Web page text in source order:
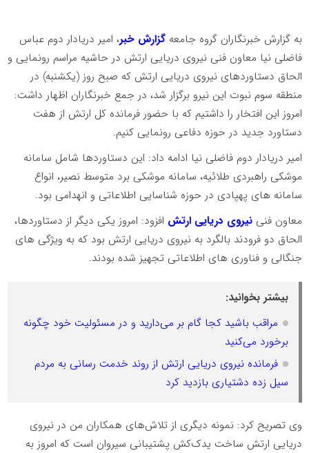
به گزارش خبرنگاران گروه جامعهگزارش خبر، امیر دریادار دوم عباس
فاضلی نیا معاون فنی نیروی دریایی ارتش در حاشیه مراسم رونمایی و
الحاق دستاوردهای نیروی دریایی ارتش که صبح روز (یکشنبه) در
منطقه سوم نبوت این نیرو برگزار شد، در جمع خبرنگاران اظهار داشت:
امروز این افتخار را داشتیم که با حضور فرمانده کل ارتش از هفت
دستاورد جدید در حوزه دفاعی رونمایی کنیم.
امیر دریادار دوم فاضلی نیا ادامه داد: این دستاوردها شامل سامانه
موشکی راهبردی طلائیه، سامانه موشکی برد متوسط نصیر، انواع
سامانه های پهپادی در حوزه شناسایی اطلاعاتی و انهدامی بود.
معاون فنی نیروی دریایی ارتش افزود: امروز یکی دیگر از دستاوردها،
الحاق دو فرودند بالگرد به نیروی دریایی ارتش بود که به ویژگی های
جنگالی و فناوری های اطلاعاتی تجهیز شده بودند.
بیشتر بخوانید:
مراقب باشید کجا گام بر می‌دارید و در مسئولیت خود چگونه
برخورد می‌کنید
فرمانده نیروی دریایی ارتش از روند خدمت رسانی به مردم
سیل زده دشتیاری بازدید کرد
وی تصریح کرد: نمونه دیگری از تلاش‌های همکاران من در نیروی
دریایی ارتش ساخت یدک‌کش پشتیبانی سیروان است که امروز به